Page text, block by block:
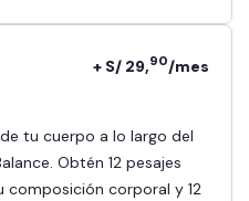
+ S/ 29,90/mes
Obtén 12 pesajes
composición corporal y 12